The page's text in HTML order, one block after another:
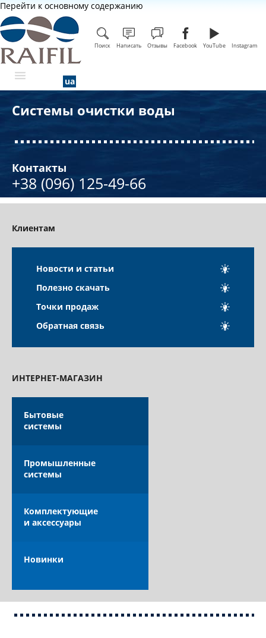
Перейти к основному содержанию
Поиск Написать Отзывы Facebook YouTube Instagram
О КОМПАНИИ
Системы очистки воды
Контакты
+38 (096) 125-49-66
Клиентам
Новости и статьи
Полезно скачать
Точки продаж
Обратная связь
ИНТЕРНЕТ-МАГАЗИН
Бытовые
системы
Промышленные
системы
Комплектующие
и аксессуары
Новинки